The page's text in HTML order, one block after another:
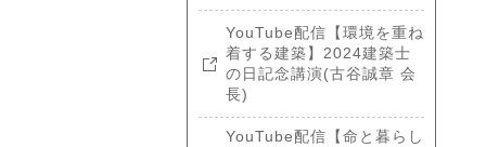
YouTube配信【環境を重ね
着する建築】2024建築士
の日記念講演(古谷誠章 会
長)
YouTube配信【命と暮らし